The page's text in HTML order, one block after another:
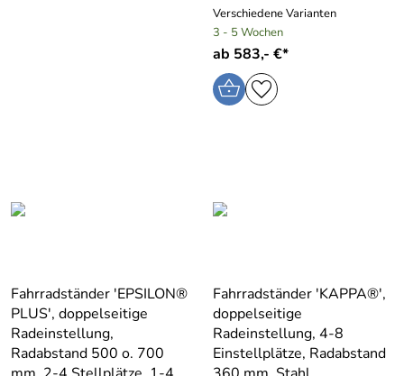
Verschiedene Varianten
3 - 5 Wochen
ab 583,- €*
Fahrradständer ′EPSILON®
PLUS′, doppelseitige
Radeinstellung,
Radabstand 500 o. 700
Fahrradständer ′KAPPA®′,
doppelseitige
Radeinstellung, 4-8
Einstellplätze, Radabstand